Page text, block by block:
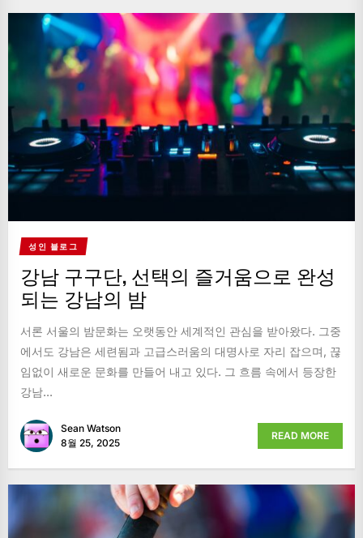
성인 블로그
강남 구구단, 선택의 즐거움으로 완성
되는 강남의 밤
서론 서울의 밤문화는 오랫동안 세계적인 관심을 받아왔다. 그중
에서도 강남은 세련됨과 고급스러움의 대명사로 자리 잡으며, 끊
임없이 새로운 문화를 만들어 내고 있다. 그 흐름 속에서 등장한
강남...
Sean Watson
8월 25, 2025
READ MORE